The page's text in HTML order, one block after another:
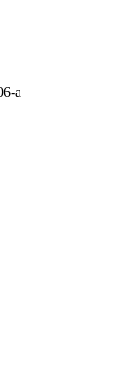
а